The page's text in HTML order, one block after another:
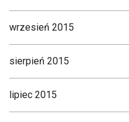
wrzesień 2015
sierpień 2015
lipiec 2015